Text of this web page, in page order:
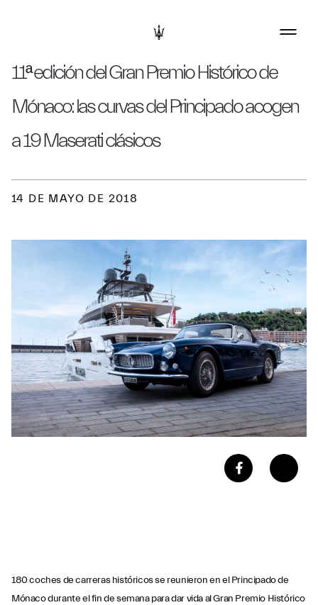
11ª edición del Gran Premio Histórico de
Mónaco: las curvas del Principado acogen
a 19 Maserati clásicos
14 DE MAYO DE 2018
180 coches de carreras históricos se reunieron en el Principado de
Mónaco durante el fin de semana para dar vida al Gran Premio Histórico